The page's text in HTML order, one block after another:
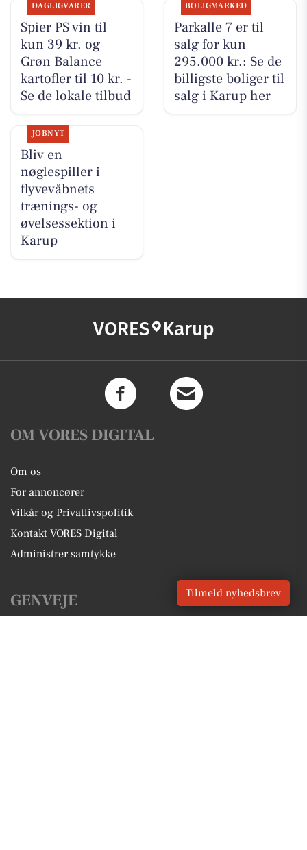
DAGLIGVARER
Spier PS vin til
kun 39 kr. og
Grøn Balance
kartofler til 10 kr. -
Se de lokale tilbud
BOLIGMARKED
Parkalle 7 er til
salg for kun
295.000 kr.: Se de
billigste boliger til
salg i Karup her
JOBNYT
Bliv en
nøglespiller i
flyvevåbnets
trænings- og
øvelsessektion i
Karup
VORES Karup
OM VORES DIGITAL
Om os
For annoncører
Vilkår og Privatlivspolitik
Kontakt VORES Digital
Administrer samtykke
GENVEJE Tilmeld nyhedsbrev